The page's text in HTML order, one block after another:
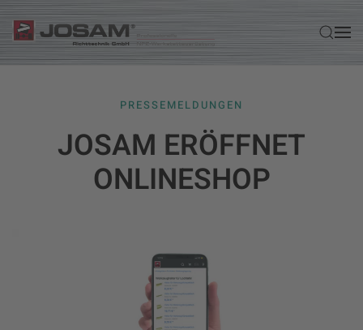
Zum Hauptinhalt springen
PRESSEMELDUNGEN
JOSAM ERÖFFNET
ONLINESHOP